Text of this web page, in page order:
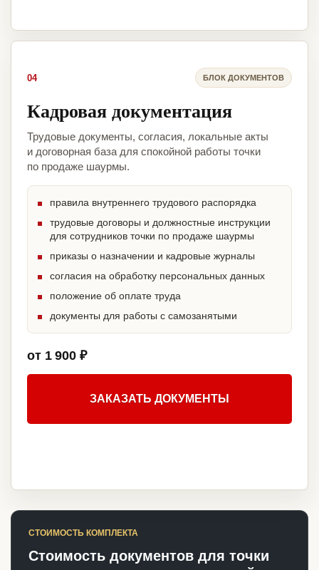
04 БЛОК ДОКУМЕНТОВ
Кадровая документация
Трудовые документы, согласия, локальные акты
и договорная база для спокойной работы точки
по продаже шаурмы.
правила внутреннего трудового распорядка
трудовые договоры и должностные инструкции
для сотрудников точки по продаже шаурмы
приказы о назначении и кадровые журналы
согласия на обработку персональных данных
положение об оплате труда
документы для работы с самозанятыми
от 1 900 ₽
ЗАКАЗАТЬ ДОКУМЕНТЫ
СТОИМОСТЬ КОМПЛЕКТА
Стоимость документов для точки